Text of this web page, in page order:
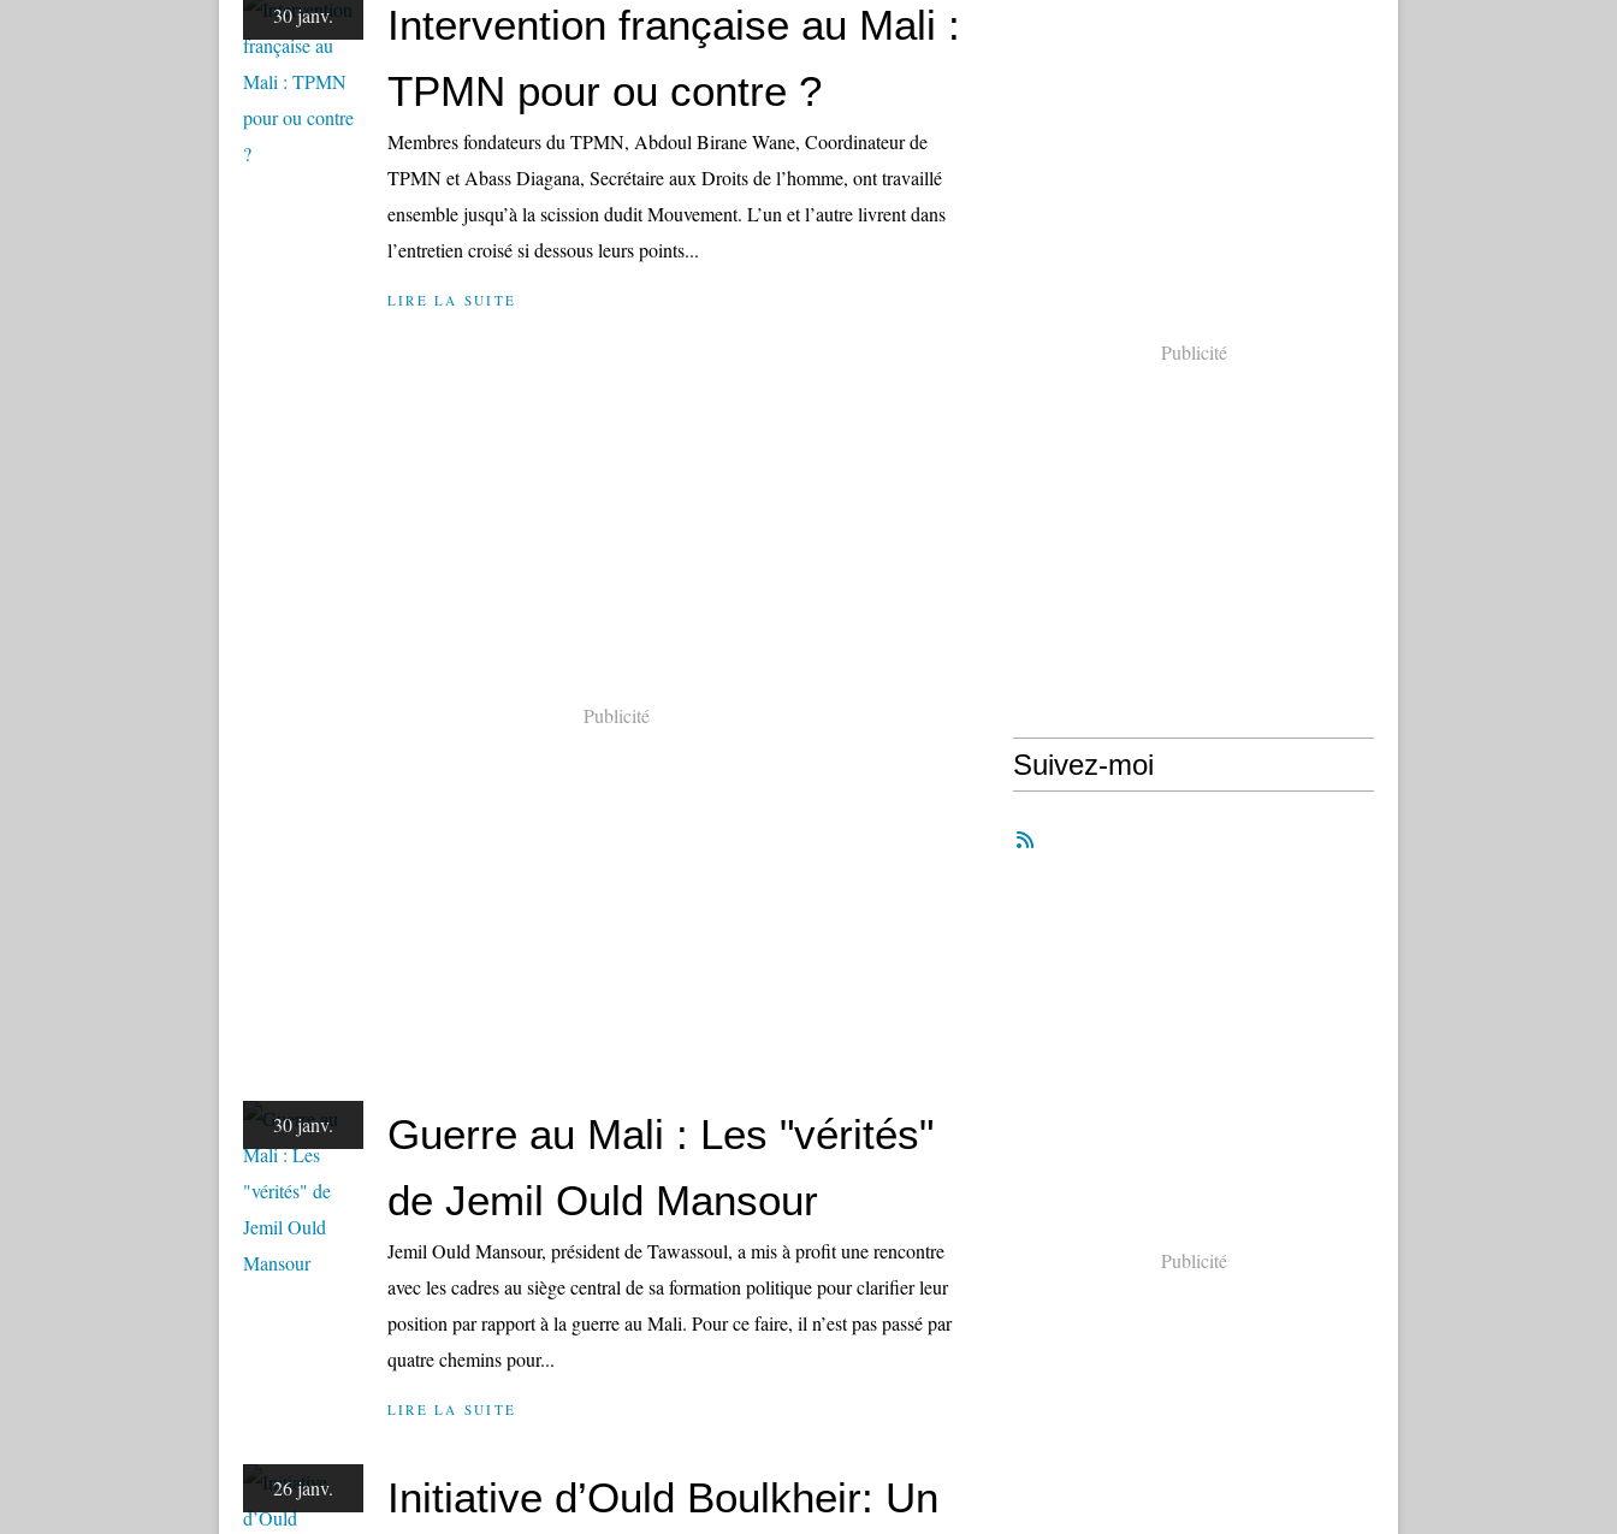
30 janv.
Intervention française au Mali :
TPMN pour ou contre ?
Membres fondateurs du TPMN, Abdoul Birane Wane, Coordinateur de
TPMN et Abass Diagana, Secrétaire aux Droits de l’homme, ont travaillé
ensemble jusqu’à la scission dudit Mouvement. L’un et l’autre livrent dans
l’entretien croisé si dessous leurs points...
LIRE LA SUITE
Publicité
30 janv.
Guerre au Mali : Les "vérités"
de Jemil Ould Mansour
Jemil Ould Mansour, président de Tawassoul, a mis à profit une rencontre
avec les cadres au siège central de sa formation politique pour clarifier leur
position par rapport à la guerre au Mali. Pour ce faire, il n’est pas passé par
quatre chemins pour...
LIRE LA SUITE
26 janv.
Initiative d’Ould Boulkheir: Un
Publicité
Suivez-moi
Publicité